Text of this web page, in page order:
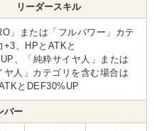
リーダースキル
」または「フルパワー」カテ
+3、HPとATKと
、「純粋サイヤ人」または
ヤ人」カテゴリを含む場合は
とDEF30%UP
バー